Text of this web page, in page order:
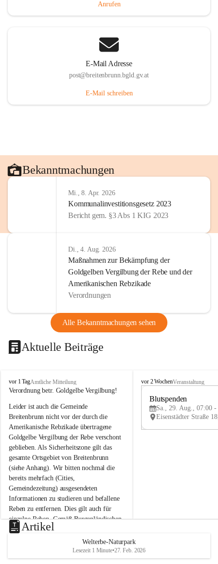
Anrufen
E-Mail Adresse
post@breitenbrunn.bgld.gv.at
E-Mail schreiben
Bekanntmachungen
Mi., 8. Apr. 2026
Kommunalinvestitionsgesetz 2023
Bericht gem. §3 Abs 1 KIG 2023
Di., 4. Aug. 2026
Maßnahmen zur Bekämpfung der
Goldgelben Vergilbung der Rebe und der
Amerikanischen Rebzikade
Verordnungen
Alle Bekanntmachungen sehen
Aktuelle Beiträge
B
r
i
t
e
n
b
r
u
n
n
a
m
N
e
u
s
d
vor 1 TagAmtliche Mitteilung
Verordnung betr. Goldgelbe Vergilbung!
Leider ist auch die Gemeinde
Breitenbrunn nicht vor der durch die
Amerikanische Rebzikade übertragene
Goldgelbe Vergilbung der Rebe verschont
geblieben. Als Sicherheitszone gilt das
gesamte Ortsgebiet von Breitenbrunn
(siehe Anhang). Wir bitten nochmal die
bereits mehrfach (Cities,
Gemeindezeitung) ausgesendeten
Informationen zu studieren und befallene
Reben zu entfernen. Dies gilt auch für
einzelne Reben. Gemäß Burgenländischen
Weinbaugesetz sind nicht gepflegte oder
unzulässige Weingärten zu roden! Bitte
helfen wir zusammen um unsere Winzer
vor den prognostizierten Ernteausfällen
B
e
u
e
d
vor 2 WochenVeranstaltung
Blutspenden
Sa., 29. Aug., 07:00 -
Artikel
Welterbe-Naturpark
Lesezeit 1 Minute•27. Feb. 2026